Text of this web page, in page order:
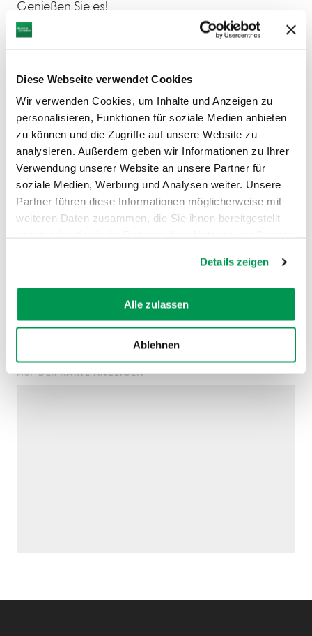
Diese Webseite verwendet Cookies
Wir verwenden Cookies, um Inhalte und Anzeigen zu
personalisieren, Funktionen für soziale Medien anbieten
zu können und die Zugriffe auf unsere Website zu
analysieren. Außerdem geben wir Informationen zu Ihrer
Verwendung unserer Website an unsere Partner für
soziale Medien, Werbung und Analysen weiter. Unsere
Partner führen diese Informationen möglicherweise mit
weiteren Daten zusammen, die Sie ihnen bereitgestellt
Details zeigen
Alle zulassen
Ablehnen
Genießen Sie es!
AUF DER KARTE ANZEIGEN